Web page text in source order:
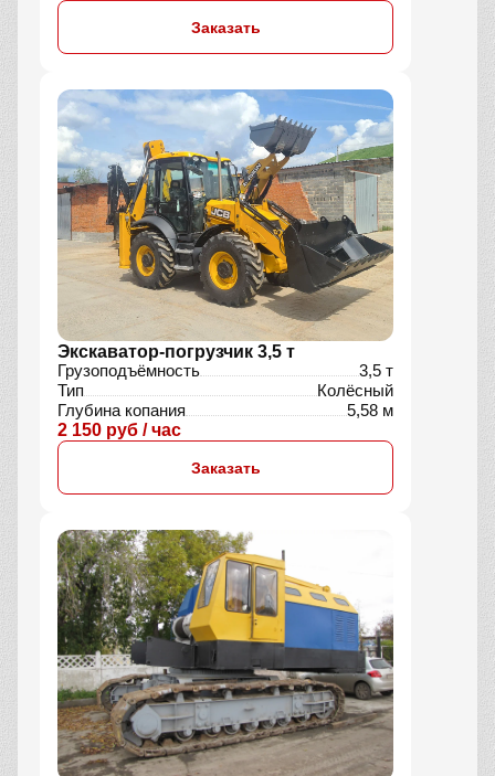
Заказать
Экскаватор-погрузчик 3,5 т
Грузоподъёмность
3,5 т
Тип
Колёсный
Глубина копания
5,58 м
2 150 руб / час
Заказать